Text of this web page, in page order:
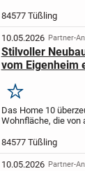
erhöhte Giebelwand
Doppelhaus zu
während die zwei
84577 Tüßling
10.05.2026 Partner-
Stilvoller
vom Eigenheim
Merken
Das Home 10
Wohnfläche, die von
m² bietet dieser
Grundriss ein
Im Erdgeschoss...
84577 Tüßling
10.05.2026 Partner-